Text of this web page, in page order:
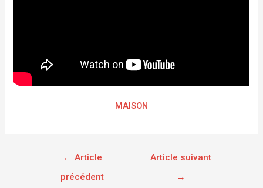
MAISON
← Article
précédent
Article suivant
→